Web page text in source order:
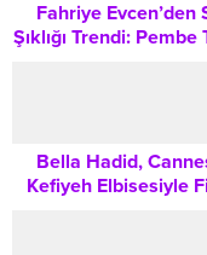
Fahriye Evcen’den
Şıklığı Trendi: Pembe
Bella Hadid,
Kefiyeh Elbisesiyle